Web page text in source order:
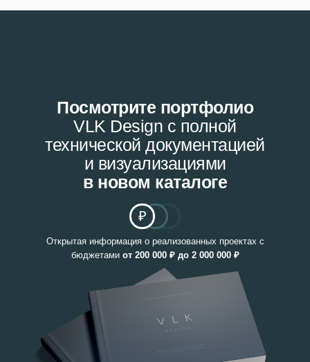
Посмотрите портфолио
VLK Design с полной
технической документацией
и визуализациями
в новом каталоге
₽
Открытая информация о реализованных проектах с
бюджетами от 200 000 ₽ до 2 000 000 ₽